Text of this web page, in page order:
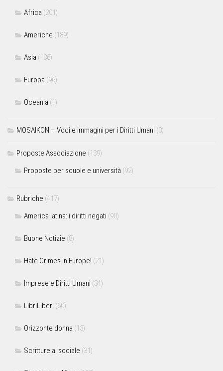
Africa (201)
Americhe (189)
Asia (136)
Europa (96)
Oceania (1)
MOSAIKON – Voci e immagini per i Diritti Umani (3)
Proposte Associazione (139)
Proposte per scuole e università (92)
Rubriche (417)
America latina: i diritti negati (90)
Buone Notizie (8)
Hate Crimes in Europe! (21)
Imprese e Diritti Umani (34)
LibriLiberi (60)
Orizzonte donna (13)
Scritture al sociale (31)